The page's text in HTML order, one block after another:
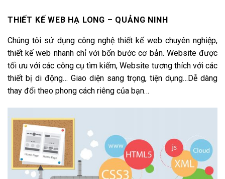
THIẾT KẾ WEB HẠ LONG – QUẢNG NINH
Chúng tôi sử dụng công nghệ thiết kế web chuyên nghiệp,
thiết kế web nhanh chỉ với bốn bước cơ bản. Website được
tối ưu với các công cụ tìm kiếm, Website tương thích với các
thiết bị di động… Giao diện sang trọng, tiện dụng…Dễ dàng
thay đổi theo phong cách riêng của bạn…